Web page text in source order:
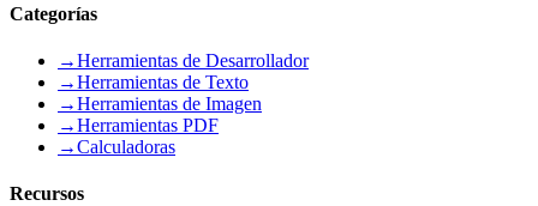
Categorías
→Herramientas de Desarrollador
→Herramientas de Texto
→Herramientas de Imagen
→Herramientas PDF
→Calculadoras
Recursos